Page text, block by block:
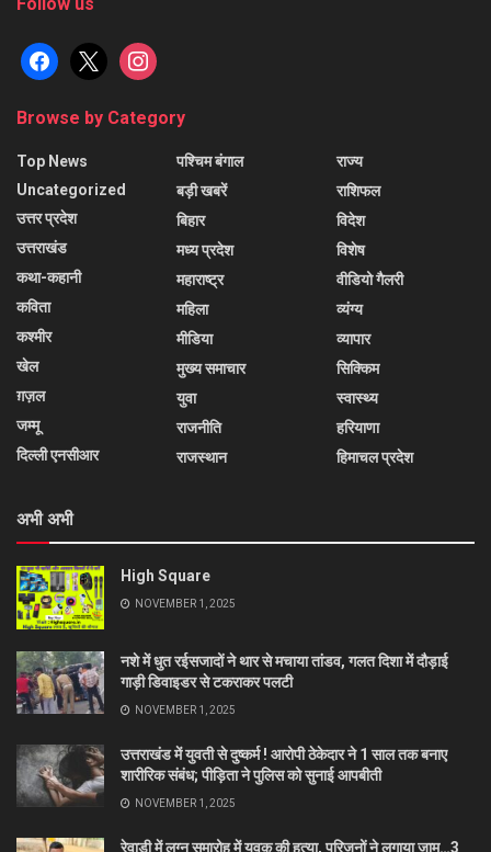
Follow us
facebook
x instagram
Browse by Category
Top News
Uncategorized
उत्तर प्रदेश
उत्तराखंड
कथा-कहानी
कविता
कश्मीर
खेल
ग़ज़ल
जम्मू
दिल्ली एनसीआर
पश्चिम बंगाल
बड़ी खबरें
बिहार
मध्य प्रदेश
महाराष्ट्र
महिला
मीडिया
मुख्य समाचार
युवा
राजनीति
राजस्थान
राज्य
राशिफल
विदेश
विशेष
वीडियो गैलरी
व्यंग्य
व्यापार
सिक्किम
स्वास्थ्य
हरियाणा
हिमाचल प्रदेश
अभी अभी
High Square
NOVEMBER 1, 2025
नशे में धुत रईसजादों ने थार से मचाया तांडव, गलत दिशा में दौड़ाई
गाड़ी डिवाइडर से टकराकर पलटी
NOVEMBER 1, 2025
उत्तराखंड में युवती से दुष्कर्म ! आरोपी ठेकेदार ने 1 साल तक बनाए
शारीरिक संबंध; पीड़िता ने पुलिस को सुनाई आपबीती
NOVEMBER 1, 2025
रेवाड़ी में लग्न समारोह में युवक की हत्या, परिजनों ने लगाया जाम…3